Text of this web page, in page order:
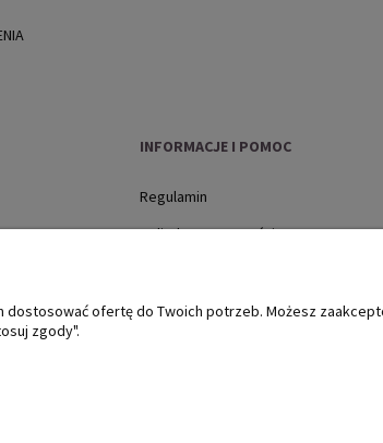
INFORMACJE I POMOC
Regulamin
Polityka prywatności
Płatności i dostawa
ofertę do Twoich potrzeb. Możesz
zgody".